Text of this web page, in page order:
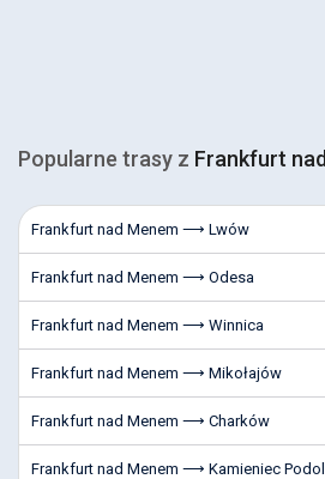
Popularne trasy z Frankfurt
Frankfurt nad Menem ⟶ Lwów
Frankfurt nad Menem ⟶ Odesa
Frankfurt nad Menem ⟶ Winnica
Frankfurt nad Menem ⟶ Mikołajów
Frankfurt nad Menem ⟶ Charków
Frankfurt nad Menem ⟶ Kamieniec